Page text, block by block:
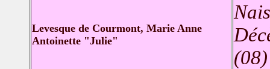
Levesque de Courmont, Marie Anne
Antoinette "Julie"
(08)